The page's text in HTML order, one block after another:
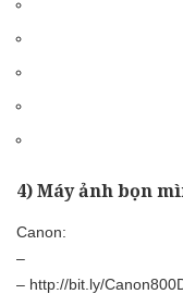
4) Máy ảnh bọn
Canon:
–
– http://bit.ly/